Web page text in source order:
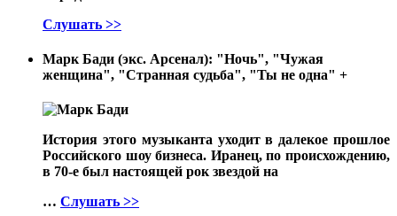
Слушать >>
Марк Бади (экс. Арсенал): "Ночь", "Чужая
женщина", "Странная судьба", "Ты не одна" +
История этого музыканта уходит в далекое прошлое
Российского шоу бизнеса. Иранец, по происхождению,
в 70-е был настоящей рок звездой на
… Слушать >>